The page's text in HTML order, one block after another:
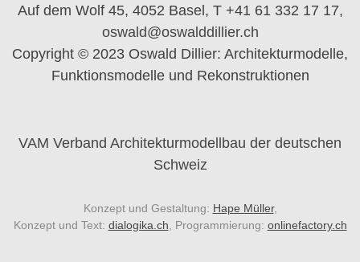
Auf dem Wolf 45, 4052 Basel, T +41 61 332 17 17,
oswald@oswalddillier.ch
Copyright © 2023 Oswald Dillier: Architekturmodelle,
Funktionsmodelle und Rekonstruktionen
VAM Verband Architekturmodellbau der deutschen
Schweiz
Konzept und Gestaltung: Hape Müller,
Konzept und Text: dialogika.ch Programmierung: onlinefactory.ch